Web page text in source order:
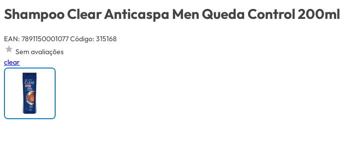
Shampoo Clear Anticaspa Men Queda Control 200ml
EAN: 7891150001077Código: 315168
Sem avaliações
clear